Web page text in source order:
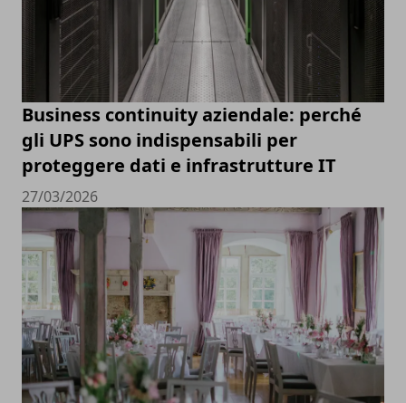
Business continuity aziendale: perché
gli UPS sono indispensabili per
proteggere dati e infrastrutture IT
27/03/2026